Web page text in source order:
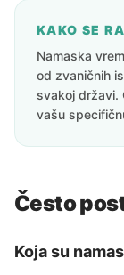
KAKO SE
Namaska
od zvaničnih
svakoj državi.
vašu
Često
Koja su